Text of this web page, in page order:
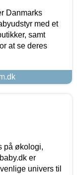
Danmarks
med et
samt
at se deres
på økologi,
er
univers til